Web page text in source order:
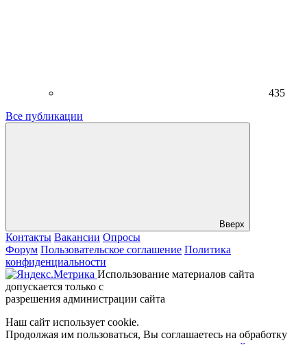
435
Все публикации
Вверх
Контакты Вакансии Опросы
Форум Пользовательское соглашение Политика
конфиденциальности
Использование материалов сайта
допускается только с
разрешения администрации сайта
Наш сайт использует cookie.
Продолжая им пользоваться, Вы соглашаетесь на обработку